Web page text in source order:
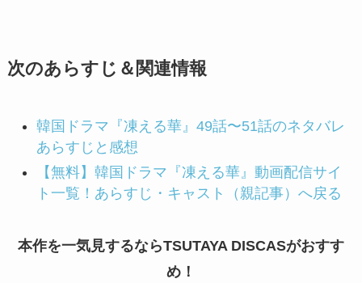
次のあらすじ＆関連情報
韓国ドラマ『凍える華』49話〜51話のネタバレ
あらすじと感想
【無料】韓国ドラマ『凍える華』動画配信サイ
ト一覧！あらすじ・キャスト（親記事）へ戻る
本作を一気見するならTSUTAYA DISCASがおすす
め！